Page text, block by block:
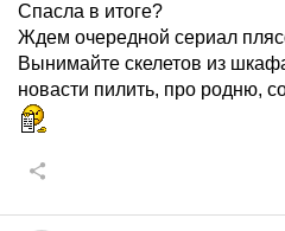
Спасла в итоге?
Ждем очередной сериал
Вынимайте скелетов из
новасти пилить, про родню,